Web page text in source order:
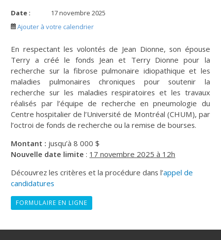
Date :
17 novembre 2025
Ajouter à votre calendrier
En respectant les volontés de Jean Dionne, son épouse
Terry a créé le fonds Jean et Terry Dionne pour la
recherche sur la fibrose pulmonaire idiopathique et les
maladies pulmonaires chroniques pour soutenir la
recherche sur les maladies respiratoires et les travaux
réalisés par l’équipe de recherche en pneumologie du
Centre hospitalier de l’Université de Montréal (CHUM), par
l’octroi de fonds de recherche ou la remise de bourses.
Montant : jusqu’à 8 000 $
Nouvelle date limite : 17 novembre 2025 à 12h
Découvrez les critères et la procédure dans l’appel de
candidatures
FORMULAIRE EN LIGNE